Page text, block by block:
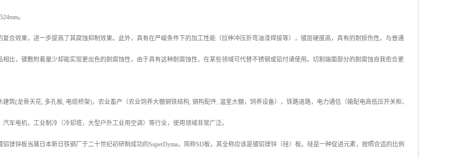
。
复合效果，进一步提高了其腐蚀抑制效果。此外，具有在严峻条件下的加工性能（拉伸冲压折弯油漆焊接等），镀层硬度高，具有的耐损伤性。与普通
相比，镀敷附着量少却能实现更出色的耐腐蚀性，由于具有这种耐腐蚀性，在某些领域可代替不锈钢或铝付诸使用。切割端面部分的耐腐蚀自我愈合更
建筑(龙骨天花, 多孔板, 电缆桥架)，农业畜产（农业饲养大棚钢铁结构, 钢构配件, 温室大棚，饲养设备），铁路道路，电力通信（输配电高低压开关柜、
汽车电机，工业制冷（冷却塔，大型户外工业用空调）等行业，使用领域非常广泛。
铝镁锌板当属日本新日铁钢厂于二十世纪初研制成功的SuperDyma，简称SD板，其全称应该是镀铝镁锌（硅）板。硅是一种促进元素，按照合适的比例